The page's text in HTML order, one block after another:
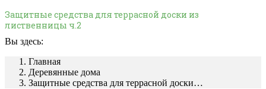
Защитные средства для террасной доски из
лиственницы ч.2
Вы здесь:
Главная
Деревянные дома
Защитные средства для террасной доски…